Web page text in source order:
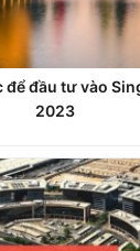
đầu tư vào
2023